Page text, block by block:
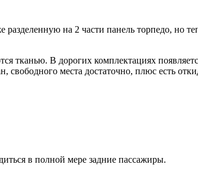
на 2 части панель торпедо, но
тканью. В дорогих комплектациях
места достаточно, плюс есть
в полной мере задние пассажиры.